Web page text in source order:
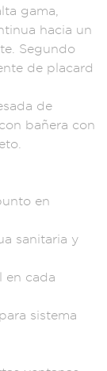
gama,
hacia un
Segundo
de p lacard
de
n bañera con
en
sanitaria y
l en cada
para sistema